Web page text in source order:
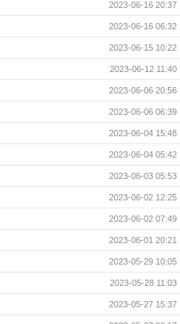
2023-06-16 20:37
2023-06-16 06:32
2023-06-15 10:22
2023-06-12 11:40
2023-06-06 20:56
2023-06-06 06:39
2023-06-04 15:48
2023-06-04 05:42
2023-06-03 05:53
2023-06-02 12:25
2023-06-02 07:49
2023-06-01 20:21
2023-05-29 10:05
2023-05-28 11:03
2023-05-27 15:37